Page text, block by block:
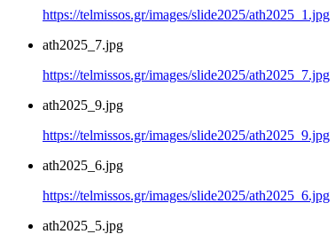
https://telmissos.gr/images/slide2025/ath2025_1.jpg
ath2025_7.jpg
https://telmissos.gr/images/slide2025/ath2025_7.jpg
ath2025_9.jpg
https://telmissos.gr/images/slide2025/ath2025_9.jpg
ath2025_6.jpg
https://telmissos.gr/images/slide2025/ath2025_6.jpg
ath2025_5.jpg